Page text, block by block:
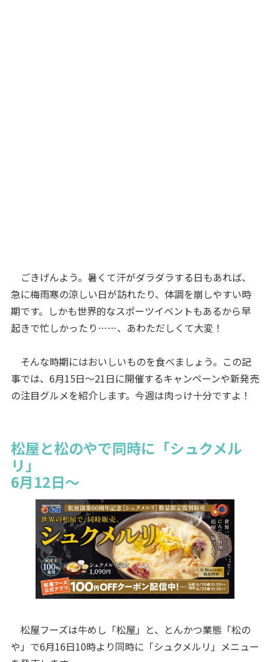
ごきげんよう。暑くて汗がダラダラする日もあれば、
急に梅雨寒の涼しい日が訪れたり、体調を崩しやすい時
期です。しかも世界的なスポーツイベントもあるから早
起きで忙しかったり……、あわただしくて大変！
そんな時期にはおいしいものを食べましょう。この記
事では、6月15日～21日に開催するキャンペーンや新発売
の注目グルメを紹介します。今週は肉っけ十分ですよ！
松屋と松のやで同時に「シュクメル
リ」
6月12日～
松屋フーズは牛めし「松屋」と、とんかつ業態「松の
や」で6月16日10時より同時に「シュクメルリ」メニュー